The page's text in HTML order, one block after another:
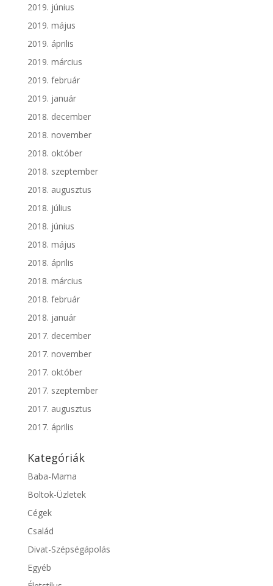
2019. június
2019. május
2019. április
2019. március
2019. február
2019. január
2018. december
2018. november
2018. október
2018. szeptember
2018. augusztus
2018. július
2018. június
2018. május
2018. április
2018. március
2018. február
2018. január
2017. december
2017. november
2017. október
2017. szeptember
2017. augusztus
2017. április
Kategóriák
Baba-Mama
Boltok-Üzletek
Cégek
Család
Divat-Szépségápolás
Egyéb